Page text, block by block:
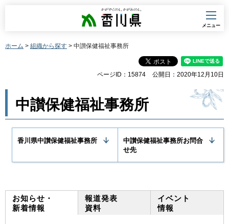
香川県
メニュー
ホーム > 組織から探す > 中讃保健福祉事務所
ページID：15874 公開日：2020年12月10日
中讃保健福祉事務所
香川県中讃保健福祉事務所
中讃保健福祉事務所お問合
せ先
お知らせ・
新着情報
報道発表
資料
イベント
情報